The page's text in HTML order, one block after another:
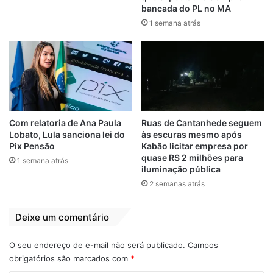
João Bosco Pereira, de 46 anos, era
proprietário da empresa SH Vigilância e
Segurança Ltda., que prestava serviços ao
Estado desde 2014, quando firmou contrato
às pressas com o governo Roseana Sarney
no final do mandato. O pagamento, no
entanto, nunca foi efetuado.
Durante o governo Flávio Dino, o contrato
(Seduc), mas após batalha jucicial, o então
janeiro de 2019 a dívida no valor de de R$
788 mil, buscando evitar a transformação da
bancada do PL no MA
1 semana atrás
Com relatoria de Ana Paula
Lobato, Lula sanciona lei do
Pix Pensão
1 semana atrás
Ruas de Cantanhede seguem
às escuras mesmo após
Kabão licitar empresa por
quase R$ 2 milhões para
iluminação pública
2 semanas atrás
Deixe um comentário
O seu endereço de e-mail não será publicado. Campos
obrigatórios são marcados com *